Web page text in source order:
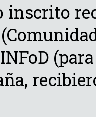
inscrito